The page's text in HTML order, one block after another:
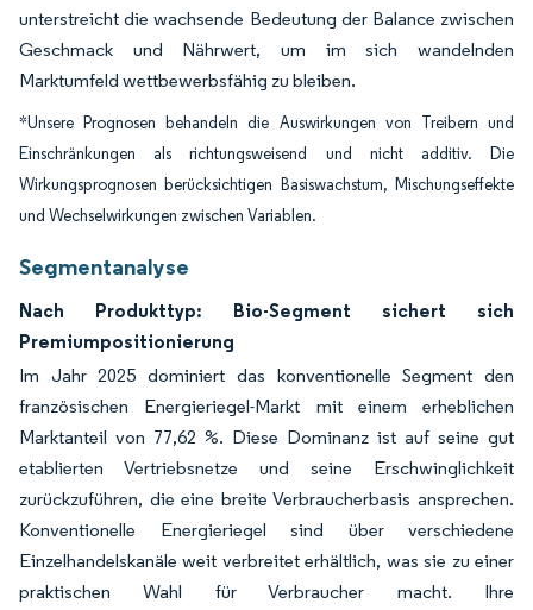
unterstreicht die wachsende Bedeutung der Balance zwischen
Geschmack und Nährwert, um im sich wandelnden
Marktumfeld wettbewerbsfähig zu bleiben.
*Unsere Prognosen behandeln die Auswirkungen von Treibern und
Einschränkungen als richtungsweisend und nicht additiv. Die
Wirkungsprognosen berücksichtigen Basiswachstum, Mischungseffekte
und Wechselwirkungen zwischen Variablen.
Segmentanalyse
Nach Produkttyp: Bio-Segment sichert sich
Premiumpositionierung
Im Jahr 2025 dominiert das konventionelle Segment den
französischen Energieriegel-Markt mit einem erheblichen
Marktanteil von 77,62 %. Diese Dominanz ist auf seine gut
etablierten Vertriebsnetze und seine Erschwinglichkeit
zurückzuführen, die eine breite Verbraucherbasis ansprechen.
Konventionelle Energieriegel sind über verschiedene
Einzelhandelskanäle weit verbreitet erhältlich, was sie zu einer
praktischen Wahl für Verbraucher macht. Ihre